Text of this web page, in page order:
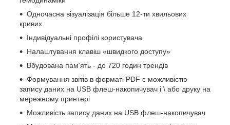
Одночасна візуалізація більше 12-ти хвильових
кривих
Індивідуальні профілі користувача
Налаштування клавіш «швидкого доступу»
Вбудована пам'ять - до 720 годин трендів
Формування звітів в форматі PDF c можливістю
запису даних на USB флеш-накопичувач і \ або друку на
мережному принтері
Можливість запису даних на USB флеш-накопичувач